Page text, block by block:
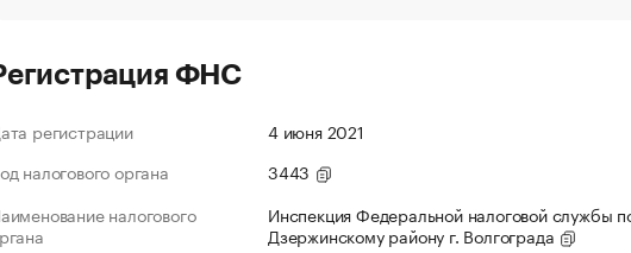
ФНС
регистрации
4 июня 2021
налогового органа
3443
налогового
Инспекция Федеральной налоговой службы
Дзержинскому району г. Волгограда